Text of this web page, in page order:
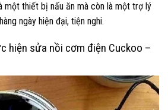
một thiết bị nấu ăn mà còn là một trợ lý
ngày hiện đại, tiện nghi.
hiện sửa nồi cơm điện Cuckoo –